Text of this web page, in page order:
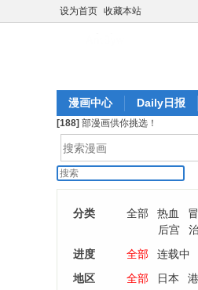
设为首页 收藏本站
漫画中心 Daily日报
[188] 部漫画供你挑选！
分类 全部 热血
后宫
进度
全部 连载中
地区
全部 日本